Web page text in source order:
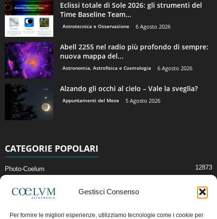
Gestisci Consenso
Per fornire le migliori esperienze, utilizziamo tecnologie come i cookie per
Eclissi totale di Sole 2026: gli strumenti del
Time Baseline Team...
Astrotecnica e Osservazione 6 Agosto 2026
Abell 2255 nel radio più profondo di sempre:
nuova mappa del...
Astronomia, Astrofisica e Cosmologia 6 Agosto 2026
Alzando gli occhi al cielo – Vale la sveglia?
Appuntamenti del Mese 5 Agosto 2026
CATEGORIE POPOLARI
Photo-Coelum 12873
News di Astronomia 2409
Cielo del Mese